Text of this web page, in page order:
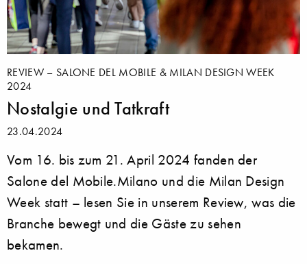
REVIEW – SALONE DEL MOBILE & MILAN DESIGN WEEK
2024
Nostalgie und Tatkraft
23.04.2024
Vom 16. bis zum 21. April 2024 fanden der
Salone del Mobile.Milano und die Milan Design
Week statt – lesen Sie in unserem Review, was die
Branche bewegt und die Gäste zu sehen
bekamen.